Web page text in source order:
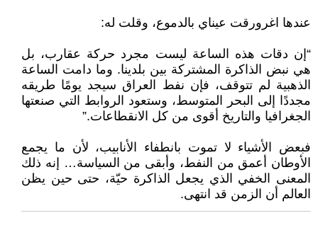
عندها اغرورقت عيناي بالدموع، وقلت له:
“إن دقات هذه الساعة ليست مجرد حركة عقارب، بل
هي نبض الذاكرة المشتركة بين بلدينا. وما دامت الساعة
الذهبية لم تتوقف، فإن نفط العراق سيجد يومًا طريقه
مجددًا إلى البحر المتوسط، وستعود الروابط التي صنعتها
الجغرافيا والتاريخ أقوى من كل الانقطاعات.”
فبعض الأشياء لا تموت بانطفاء الأنابيب، لأن ما يجمع
الأوطان أعمق من النفط، وأبقى من السياسة… إنه ذلك
المعنى الخفي الذي يجعل الذاكرة حيّة، حتى حين يظن
العالم أن الزمن قد انتهى.